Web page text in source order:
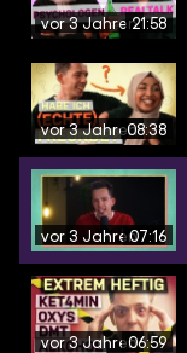
vor 3 Jahren21:58
vor 3 Jahren08:38
vor 3 Jahren07:16
vor 3 Jahren06:59